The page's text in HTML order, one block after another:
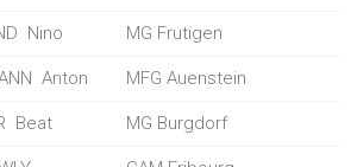
Nino MG Frutigen
Anton MFG Auenstein
Beat MG Burgdorf